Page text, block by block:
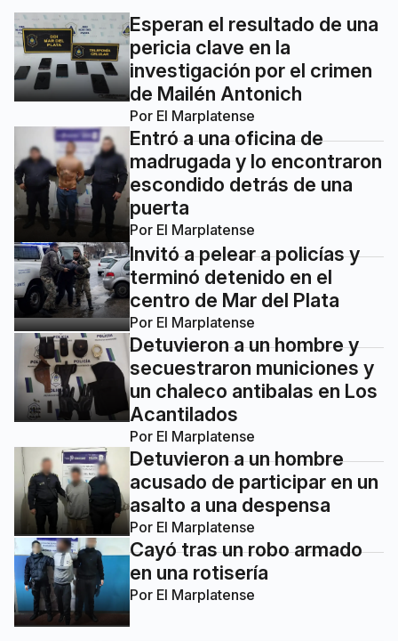
Esperan el resultado de una
pericia clave en la
investigación por el crimen
de Mailén Antonich
Por El Marplatense
Entró a una oficina de
madrugada y lo encontraron
escondido detrás de una
puerta
Por El Marplatense
Invitó a pelear a policías y
terminó detenido en el
centro de Mar del Plata
Por El Marplatense
Detuvieron a un hombre y
secuestraron municiones y
un chaleco antibalas en Los
Acantilados
Por El Marplatense
Detuvieron a un hombre
acusado de participar en un
asalto a una despensa
Por El Marplatense
Cayó tras un robo armado
en una rotisería
Por El Marplatense